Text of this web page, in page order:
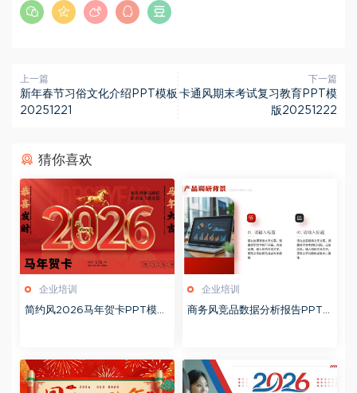
上一篇
新年春节习俗文化介绍PPT模板
20251221
下一篇
卡通风期末考试复习教育PPT模
版20251222
猜你喜欢
企业培训
简约风2026马年贺卡PPT模板
企业培训
商务风竞品数据分析报告PPT